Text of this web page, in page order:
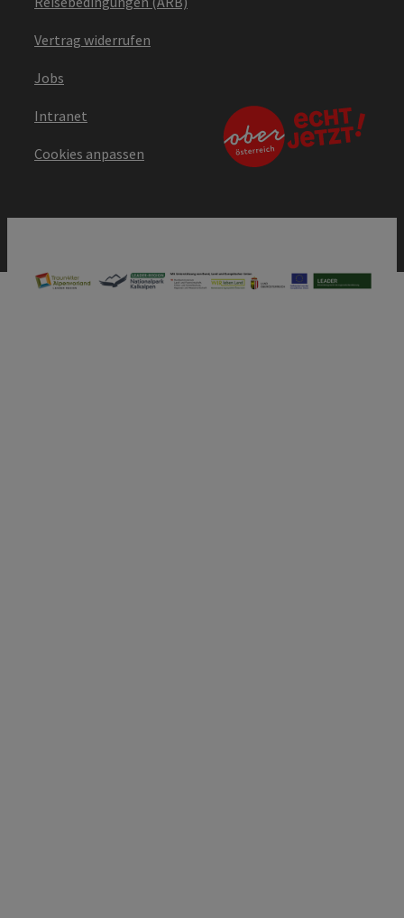
Vertrag widerrufen
Jobs
Intranet
Cookies anpassen